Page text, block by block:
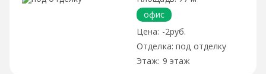
офис
-2руб.
под отделку
9 этаж